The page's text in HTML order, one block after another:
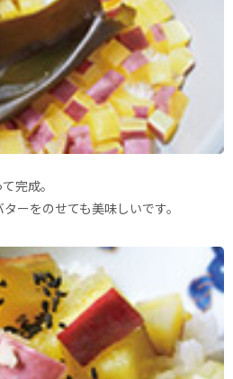
完成。
ーをのせても美味しいです。